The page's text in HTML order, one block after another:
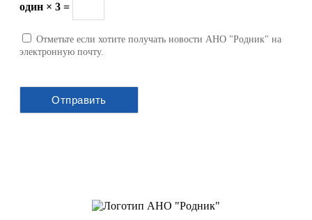
один × 3 =
Отметьте если хотите получать новости АНО "Родник" на
электронную почту.